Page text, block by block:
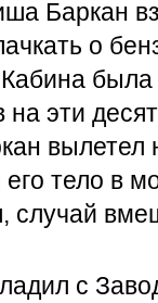
Баркан
о
была
на эти
вылетел
тело в
случай
с